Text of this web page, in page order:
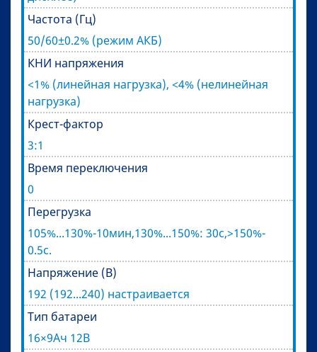
Частота (Гц)
50/60±0.2% (режим АКБ)
КНИ напряжения
<1% (линейная нагрузка), <4% (нелинейная
нагрузка)
Крест-фактор
3:1
Время переключения
0
Перегрузка
105%...130%-10мин,130%...150%: 30с,>150%-
0.5с.
Напряжение (В)
192 (192...240) настраивается
Тип батареи
16×9Ач 12В